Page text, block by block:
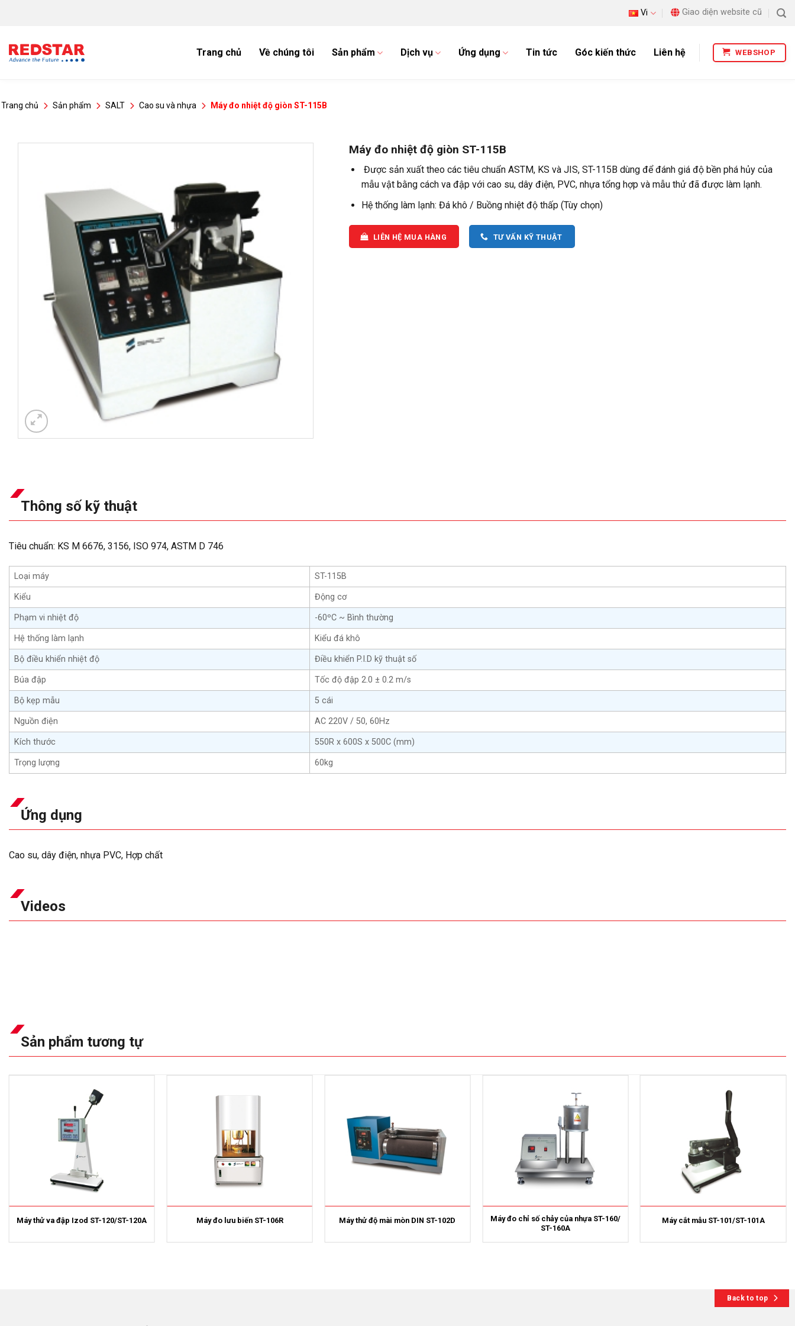
dung
Vi Giao diện website cũ
Trang chủ Về chúng tôi Sản phẩm Dịch vụ Ứng dụng Tin tức Góc kiến thức Liên hệ WEBSHOP
Trang chủ Sản phẩm SALT Cao su và nhựa Máy đo nhiệt độ giòn ST-115B
Máy đo nhiệt độ giòn ST-115B
Được sản xuất theo các tiêu chuẩn ASTM, KS và JIS, ST-115B dùng để đánh giá độ bền phá hủy của
mẫu vật bằng cách va đập với cao su, dây điện, PVC, nhựa tổng hợp và mẫu thử đã được làm lạnh.
Hệ thống làm lạnh: Đá khô / Buồng nhiệt độ thấp (Tùy chọn)
LIÊN HỆ MUA HÀNG TƯ VẤN KỸ THUẬT
Thông số kỹ thuật
Tiêu chuẩn: KS M 6676, 3156, ISO 974, ASTM D 746
Loại máy ST-115B
Kiểu Động cơ
Phạm vi nhiệt độ -60ºC ~ Bình thường
Hệ thống làm lạnh Kiểu đá khô
Bộ điều khiển nhiệt độ Điều khiển P.I.D kỹ thuật số
Búa đập Tốc độ đập 2.0 ± 0.2 m/s
Bộ kẹp mẫu 5 cái
Nguồn điện AC 220V / 50, 60Hz
Kích thước 550R x 600S x 500C (mm)
Trọng lượng 60kg
Ứng dụng
Cao su, dây điện, nhựa PVC, Hợp chất
Videos
Sản phẩm tương tự
Máy thử va đập Izod ST-120/ST-120A Máy đo lưu biến ST-106R Máy thử độ mài mòn DIN ST-102D
Máy đo chỉ số chảy của nhựa ST-160/
ST-160A
Máy cắt mẫu ST-101/ST-101A
Back to top